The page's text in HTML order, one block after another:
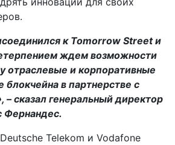
кTomorrow Streetи
ждем возможности
отраслевые и корпоративные
блокчейна в партнерстве с
сказал генеральный директор
Фернандес.
Telekom и Vodafone